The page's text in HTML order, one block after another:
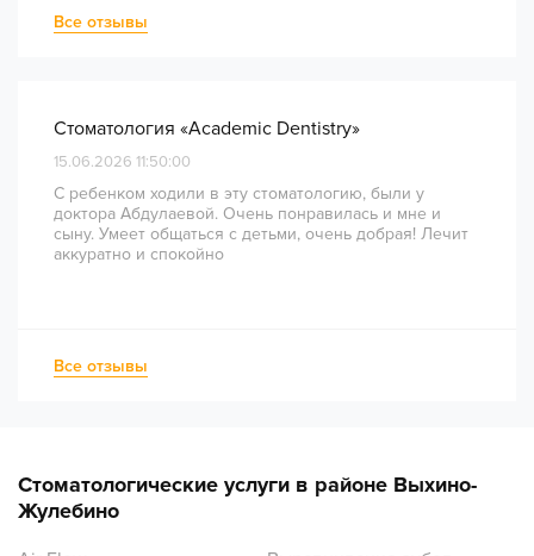
непростое перелечивание каналов прошло
комфортно и безболезненно. Рекомендую всем, кто
Все отзывы
Стоматология «Academic Dentistry»
15.06.2026 11:50:00
С ребенком ходили в эту стоматологию, были у
доктора Абдулаевой. Очень понравилась и мне и
сыну. Умеет общаться с детьми, очень добрая! Лечит
аккуратно и спокойно
Все отзывы
Стоматологические услуги в районе Выхино-
Жулебино